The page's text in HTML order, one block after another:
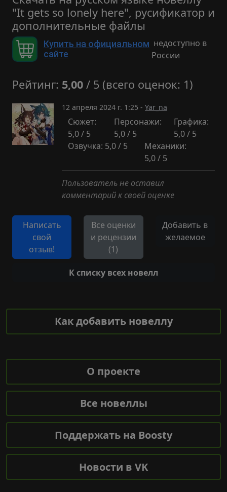
"It gets so lonely here", русификатор и
дополнительные файлы
Купить на официальном
сайте
недоступно в
России
Рейтинг: 5,00 / 5 (всего оценок: 1)
12 апреля 2024 г. 1:25 - Yar_na
Сюжет:
5,0 / 5
Персонажи:
5,0 / 5
Графика:
5,0 / 5
Озвучка: 5,0 / 5
Механики:
5,0 / 5
Пользователь не оставил
комментарий к своей оценке
Написать
свой
отзыв!
Все оценки
и рецензии
(1)
Добавить в
желаемое
К списку всех новелл
Как добавить новеллу
О проекте
Все новеллы
Поддержать на Boosty
Новости в VK